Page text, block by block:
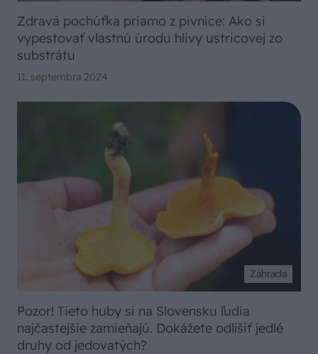
Zdravá pochúťka priamo z pivnice: Ako si
vypestovať vlastnú úrodu hlivy ustricovej zo
substrátu
11. septembra 2024
Záhrada
Pozor! Tieto huby si na Slovensku ľudia
najčastejšie zamieňajú. Dokážete odlíšiť jedlé
druhy od jedovatých?